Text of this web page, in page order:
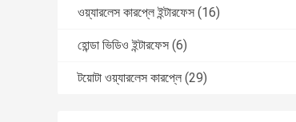
ওয়্যারলেস কারপ্লে ইন্টারফেস (16)
হোন্ডা ভিডিও ইন্টারফেস (6)
টয়োটা ওয়্যারলেস কারপ্লে (29)